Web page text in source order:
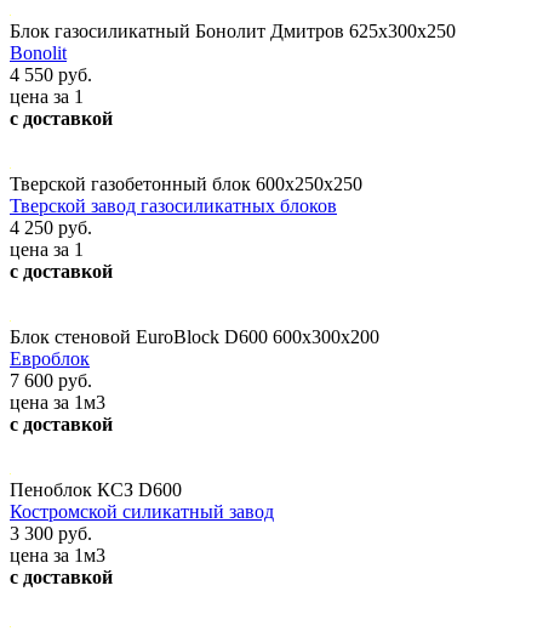
Блок газосиликатный Бонолит Дмитров 625х300х250
Bonolit
4 550 руб.
цена за 1
с доставкой
Тверской газобетонный блок 600х250х250
Тверской завод газосиликатных блоков
4 250 руб.
цена за 1
с доставкой
Блок стеновой EuroBlock D600 600x300x200
Евроблок
7 600 руб.
цена за 1м3
с доставкой
Пеноблок КСЗ D600
Костромской силикатный завод
3 300 руб.
цена за 1м3
с доставкой